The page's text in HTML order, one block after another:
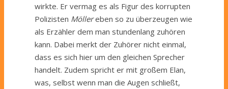
wirkte. Er vermag es als Figur des korrupten
Polizisten Möllereben so zu überzeugen wie
als Erzähler dem man stundenlang zuhören
kann. Dabei merkt der Zuhörer nicht einmal,
dass es sich hier um den gleichen Sprecher
handelt. Zudem spricht er mit großem Elan,
was, selbst wenn man die Augen schließt,